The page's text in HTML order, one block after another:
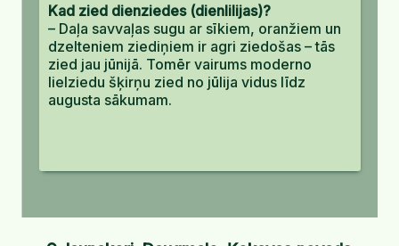
Kad zied dienziedes (dienlilijas)?
– Daļa savvaļas sugu ar sīkiem, oranžiem un
dzelteniem ziediņiem ir agri ziedošas – tās
zied jau jūnijā. Tomēr vairums moderno
lielziedu šķirņu zied no jūlija vidus līdz
augusta sākumam.